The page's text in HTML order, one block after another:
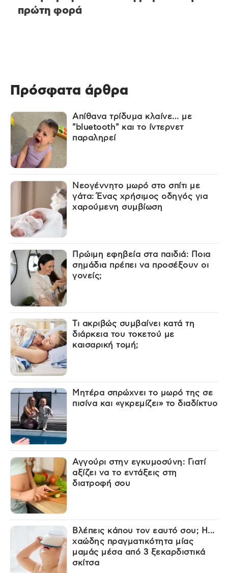
πρώτη φορά
Πρόσφατα άρθρα
Απίθανα τρίδυμα κλαίνε… με
"bluetooth" και το ίντερνετ
παραληρεί
Νεογέννητο μωρό στο σπίτι με
γάτα: Ένας χρήσιμος οδηγός για
χαρούμενη συμβίωση
Πρώιμη εφηβεία στα παιδιά: Ποια
σημάδια πρέπει να προσέξουν οι
γονείς;
Τι ακριβώς συμβαίνει κατά τη
διάρκεια του τοκετού με
καισαρική τομή;
Μητέρα σπρώχνει το μωρό της σε
πισίνα και «γκρεμίζει» το διαδίκτυο
Αγγούρι στην εγκυμοσύνη: Γιατί
αξίζει να το εντάξεις στη
διατροφή σου
Βλέπεις κάπου τον εαυτό σου; Η...
χαώδης πραγματικότητα μίας
μαμάς μέσα από 3 ξεκαρδιστικά
σκίτσα